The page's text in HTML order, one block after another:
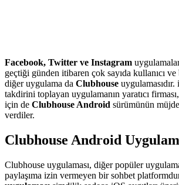
Facebook, Twitter ve Instagram
geçtiği günden itibaren çok sayıda kullanıcı
diğer uygulama da Clubhouse uygulamasıdır.
takdirini toplayan uygulamanın yaratıcı
için de Clubhouse Android sürümünün
verdiler.
Clubhouse Android
Clubhouse uygulaması, diğer popüler
paylaşıma izin vermeyen bir sohbet